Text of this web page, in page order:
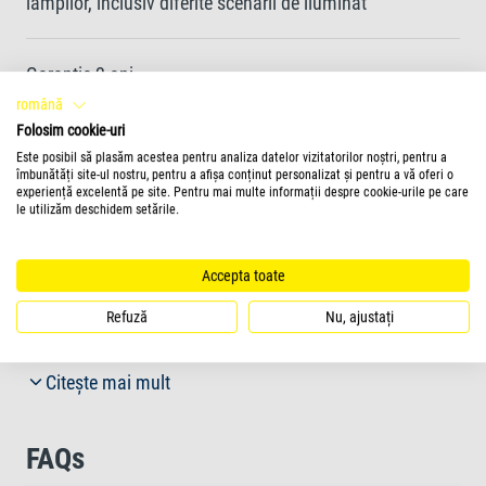
Garanție 2 ani
Mai multe informatii
Trecerea la tehnologia modernă LED nu a fost niciodată
LightWave Complete Set include cablu de alimentare și
toate adaptoarele de montaj necesare astfel încât să
de beneficiile multiple ale tehnologiei LED. Fluxul
acvariul dumneavoastră. Plantele de acvariu beneficiază
Citește mai mult
FAQs
română
Folosim cookie-uri
Este posibil să plasăm acestea pentru analiza datelor vizitatorilor noștri, pentru a
îmbunătăți site-ul nostru, pentru a afișa conținut personalizat și pentru a vă oferi o
experiență excelentă pe site. Pentru mai multe informații despre cookie-urile pe care
le utilizăm deschidem setările.
Accepta toate
Refuză Nu, ajustați